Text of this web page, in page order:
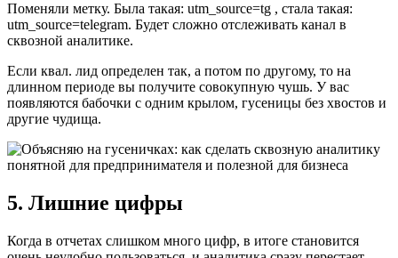
Поменяли метку. Была такая: utm_source=tg , стала такая:
utm_source=telegram. Будет сложно отслеживать канал в
сквозной аналитике.
Если квал. лид определен так, а потом по другому, то на
длинном периоде вы получите совокупную чушь. У вас
появляются бабочки с одним крылом, гусеницы без хвостов и
другие чудища.
5. Лишние цифры
Когда в отчетах слишком много цифр, в итоге становится